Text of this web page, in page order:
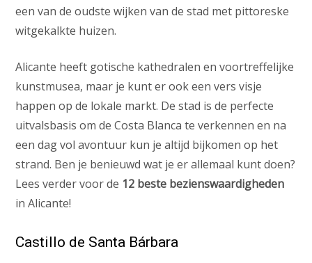
een van de oudste wijken van de stad met pittoreske
witgekalkte huizen.
Alicante heeft gotische kathedralen en voortreffelijke
kunstmusea, maar je kunt er ook een vers visje
happen op de lokale markt. De stad is de perfecte
uitvalsbasis om de Costa Blanca te verkennen en na
een dag vol avontuur kun je altijd bijkomen op het
strand. Ben je benieuwd wat je er allemaal kunt doen?
Lees verder voor de 12 beste bezienswaardigheden
in Alicante!
Castillo de Santa Bárbara